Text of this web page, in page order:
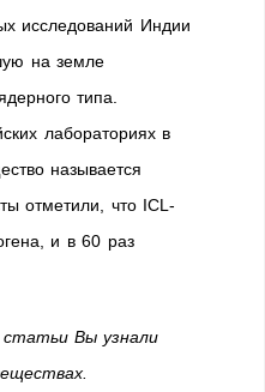
исследований Индии
на земле
типа.
лабораториях в
называется
отметили, что ICL-
и в 60 раз
Вы узнали